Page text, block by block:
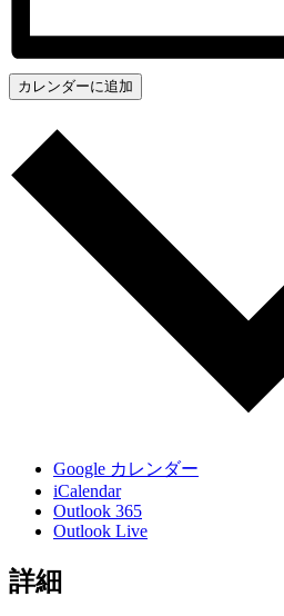
カレンダーに追加
Google カレンダー
iCalendar
Outlook 365
Outlook Live
詳細